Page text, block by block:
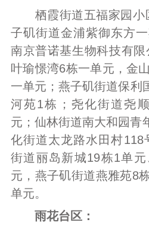
栖霞街道五福家园小
子矶街道金浦紫御东方
南京普诺基生物科技有
叶瑜憬湾6栋一单元，金
一单元；燕子矶街道保利
河苑1栋；尧化街道尧
元；仙林街道南大和园青
化街道太龙路水田村118
街道丽岛新城19栋1单
元，燕子矶街道燕雅苑8
单元。
雨花台区：